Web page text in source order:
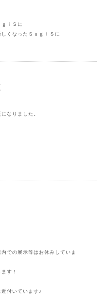
ｉＳに
くなったＳｕｇｉＳに
になりました。
での展示等はお休みしていま
す！
付いています♪